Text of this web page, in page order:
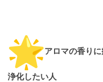
アロマの香り
浄化したい人